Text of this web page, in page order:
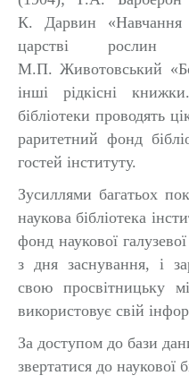
К. Дарвин
царстві
М.П. Животовський
інші рідкісні
бібліотеки проводять
раритетний фонд
гостей інституту.
Зусиллями багатьох
наукова бібліотека
фонд наукової
з дня заснування, і
свою просвітницьку
використовує свій
За доступом до бази
звертатися до наукової